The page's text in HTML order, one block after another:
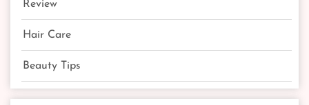
Review
Hair Care
Beauty Tips